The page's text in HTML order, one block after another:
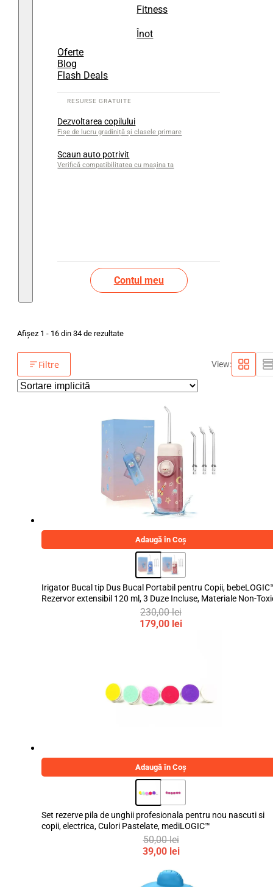
Fitness
Înot
Oferte
Blog
Flash Deals
Dezvoltarea copilului
Fișe de lucru gradiniță și clasele primare
Scaun auto potrivit
Verifică compatibilitatea cu mașina ta
Contul meu
Filtre
Afișez 1 - 16 din 34 de rezultate
View:
Adaugă în Coș
Irigator Bucal tip Dus Bucal Portabil pentru Copii,
Rezervor extensibil 120 ml, 3 Duze Incluse, Materiale Non-
230,00lei
Prețul
179,00 lei
Adaugă în Coș
Set rezerve pila de unghii profesionala pentru nou nascuti si
copii, electrica, Culori Pastelate, mediLOGIC™
50,00lei
Prețul
a
39,00 lei
curent